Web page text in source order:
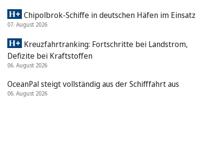
Chipolbrok-Schiffe in deutschen Häfen im Einsatz
07. August 2026
Kreuzfahrtranking: Fortschritte bei Landstrom,
Defizite bei Kraftstoffen
06. August 2026
OceanPal steigt vollständig aus der Schifffahrt aus
06. August 2026